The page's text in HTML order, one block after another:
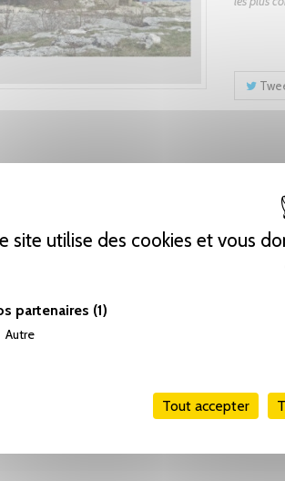
site utilise des cookies et vous
partenaires (1)
Autre
Tout accepter